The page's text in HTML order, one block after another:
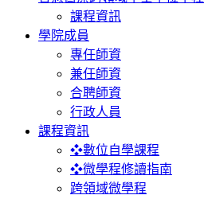
課程資訊
學院成員
專任師資
兼任師資
合聘師資
行政人員
課程資訊
❖數位自學課程
❖微學程修讀指南
跨領域微學程